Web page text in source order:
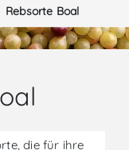
Rebsorte Boal
die für ihre